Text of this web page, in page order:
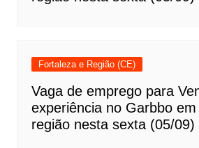
Fortaleza e Região (CE)
Vaga de emprego para
experiência no Garbbo
região nesta sexta (05/09)